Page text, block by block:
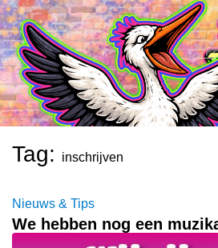
Skip
to
content
Tag: inschrijven
Nieuws & Tips
We hebben nog een